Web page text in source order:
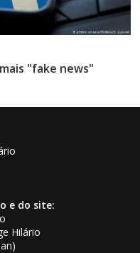
"fake news"
e do site:
Hilário